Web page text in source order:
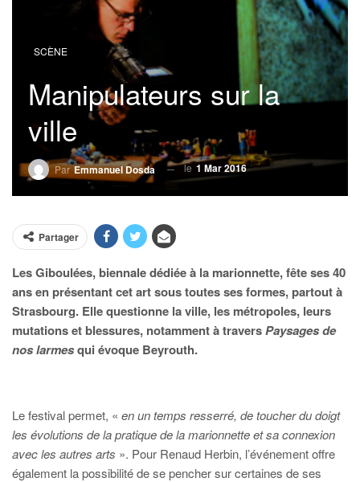
SCÈNE
Manipulateurs sur la
ville
ParEmmanuel Dosda le 1 Mar 2016
Partager
Les Giboulées, biennale dédiée à la marionnette, fête ses 40
ans en présentant cet art sous toutes ses formes, partout à
Strasbourg. Elle questionne la ville, les métropoles, leurs
mutations et blessures, notamment à traversPaysages de
nos larmesqui évoque Beyrouth.
Le festival permet, « en un temps resserré, de toucher du doigt
les évolutions de la pratique de la marionnette et sa connexion
avec les autres arts ». Pour Renaud Herbin, l’événement offre
également la possibilité de se pencher sur certaines de ses